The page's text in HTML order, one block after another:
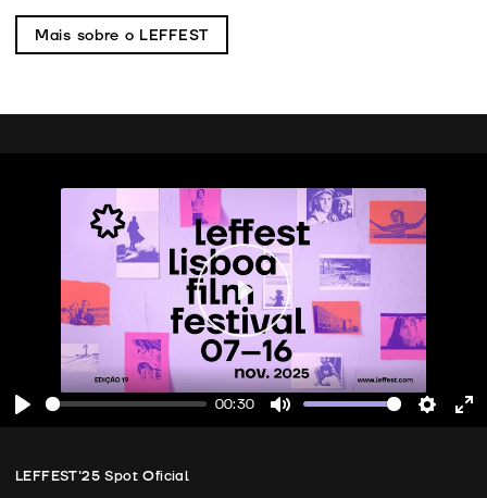
Mais sobre o LEFFEST
00:30
Play
LEFFEST'25 Spot Oficial